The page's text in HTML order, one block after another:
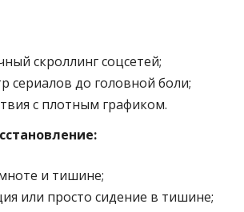
скроллинг соцсетей;
сериалов до головной боли;
с плотным графиком.
и тишине;
или просто сидение в тишине;